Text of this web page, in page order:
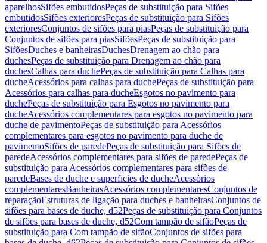
aparelhosSifões embutidosPeças de substituição para Sifões
embutidosSifões exterioresPeças de substituição para Sifões
exterioresConjuntos de sifões para piasPeças de substituição para
Conjuntos de sifões para piasSifõesPeças de substituição para
SifõesDuches e banheirasDuchesDrenagem ao chão para
duchesPeças de substituição para Drenagem ao chão para
duchesCalhas para duchePeças de substituição para Calhas para
ducheAcessórios para calhas para duchePeças de substituição para
Acessórios para calhas para ducheEsgotos no pavimento para
duchePeças de substituição para Esgotos no pavimento para
ducheAcessórios complementares para esgotos no pavimento para
duche de pavimentoPeças de substituição para Acessórios
complementares para esgotos no pavimento para duche de
pavimentoSifões de paredePeças de substituição para Sifões de
paredeAcessórios complementares para sifões de paredePeças de
substituição para Acessórios complementares para sifões de
paredeBases de duche e superfícies de ducheAcessórios
complementaresBanheirasAcessórios complementaresConjuntos de
reparaçãoEstruturas de ligação para duches e banheirasConjuntos de
sifões para bases de duche, d52Peças de substituição para Conjuntos
de sifões para bases de duche, d52Com tampão de sifãoPeças de
substituição para Com tampão de sifãoConjuntos de sifões para